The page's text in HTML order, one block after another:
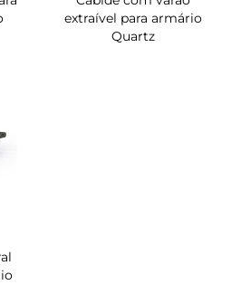
extraível para armário
Quartz